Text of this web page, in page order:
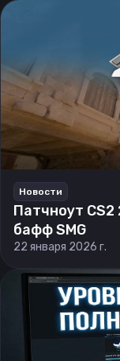
Новости
Патчноут
бафф SMG
22 января 2026 г.